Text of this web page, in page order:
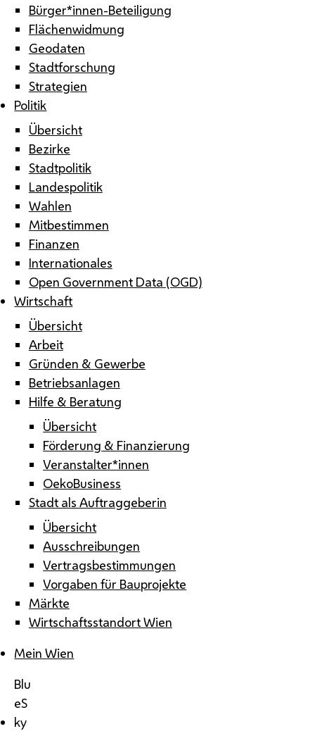
Bürger*innen-Beteiligung
Flächenwidmung
Geodaten
Stadtforschung
Strategien
Politik
Übersicht
Bezirke
Stadtpolitik
Landespolitik
Wahlen
Mitbestimmen
Finanzen
Internationales
Open Government Data (OGD)
Wirtschaft
Übersicht
Arbeit
Gründen & Gewerbe
Betriebsanlagen
Hilfe & Beratung
Übersicht
Förderung & Finanzierung
Veranstalter*innen
OekoBusiness
Stadt als Auftraggeberin
Übersicht
Ausschreibungen
Vertragsbestimmungen
Vorgaben für Bauprojekte
Märkte
Wirtschaftsstandort Wien
Mein Wien
Blu
eS
ky